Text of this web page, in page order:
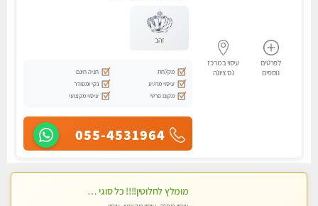
לפרטים
נוספים
עיסוי במרכז
נס ציונה
זהב
מקלחת
חניה חינם
עיסוי מרגיע
נקי ומסודר
מקום פרטי
עיסוי מקצועי
055-4531964
מומלץ לחלוטין!!!! כל סוגי העיסויים מעסה מקצועית ואיכותית פרטי!!!